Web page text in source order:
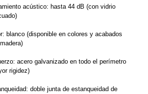
acústico: hasta 44 dB (con vidrio
blanco (disponible en colores y acabados
acero galvanizado en todo el perímetro
rigidez)
doble junta de estanqueidad de